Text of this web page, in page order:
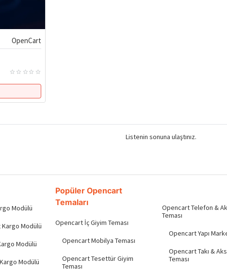
%50
OpenCart
Listenin sonuna ulaştınız.
Modülü
Modülü
Modülü
Modülü
Popüler Opencart
Temaları
Opencart İç Giyim Teması
Opencart Mobilya Teması
Opencart Tesettür Giyim
Teması
Opencart Telefon &
Teması
Opencart Yapı
Opencart Takı &
Teması